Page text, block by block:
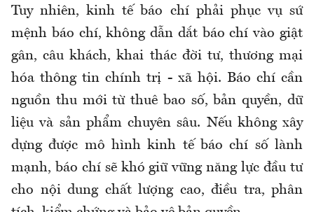
Tuy nhiên, kinh tế báo chí phải phục vụ sứ
mệnh báo chí, không dẫn dắt báo chí vào giật
gân, câu khách, khai thác đời tư, thương mại
hóa thông tin chính trị - xã hội. Báo chí cần
nguồn thu mới từ thuê bao số, bản quyền, dữ
liệu và sản phẩm chuyên sâu. Nếu không xây
dựng được mô hình kinh tế báo chí số lành
mạnh, báo chí sẽ khó giữ vững năng lực đầu tư
cho nội dung chất lượng cao, điều tra, phân